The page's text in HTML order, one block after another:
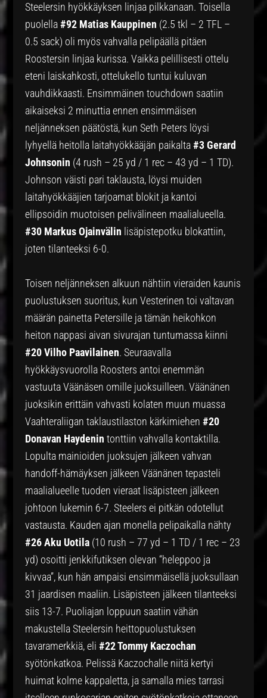
Steelersin hyökkäyksen linjaa pilkkanaan. Toisella
puolella#92 Matias Kauppinen (2.5 tkl – 2 TFL –
0.5 sack) oli myös vahvalla pelipäällä pitäen
Roostersin linjaa kurissa. Vaikka pelillisesti ottelu
eteni laiskahkosti, ottelukello tuntui kuluvan
vauhdikkaasti. Ensimmäinen touchdown saatiin
aikaiseksi 2 minuttia ennen ensimmäisen
neljänneksen päätöstä, kun Seth Peters löysi
lyhyellä heitolla laitahyökkääjän paikalta#3 Gerard
Johnsonin (4 rush – 25 yd / 1 rec – 43 yd – 1 TD).
Johnson väisti pari taklausta, löysi muiden
laitahyökkääjien tarjoamat blokit ja kantoi
ellipsoidin muotoisen pelivälineen maalialueella.
#30 Markus Ojainvälin lisäpistepotku blokattiin,
joten tilanteeksi 6-0.
Toisen neljänneksen alkuun nähtiin vieraiden kaunis
puolustuksen suoritus, kun Vesterinen toi valtavan
määrän painetta Petersille ja tämän heikohkon
heiton nappasi aivan sivurajan tuntumassa kiinni
#20 Vilho Paavilainen. Seuraavalla
hyökkäysvuorolla Roosters antoi enemmän
vastuuta Väänäsen omille juoksuilleen. Väänänen
juoksikin erittäin vahvasti kolaten muun muassa
Vaahteraliigan taklaustilaston kärkimiehen#20
Donavan Haydenin tonttiin vahvalla kontaktilla.
Lopulta mainioiden juoksujen jälkeen vahvan
handoff-hämäyksen jälkeen Väänänen tepasteli
maalialueelle tuoden vieraat lisäpisteen jälkeen
johtoon lukemin 6-7. Steelers ei pitkän odotellut
vastausta. Kauden ajan monella pelipaikalla nähty
#26 Aku Uotila (10 rush – 77 yd – 1 TD / 1 rec – 23
yd) osoitti jenkkifutiksen olevan “heleppoo ja
kivvaa”, kun hän ampaisi ensimmäisellä juoksullaan
31 jaardisen maaliin. Lisäpisteen jälkeen tilanteeksi
siis 13-7. Puoliajan loppuun saatiin vähän
makustella Steelersin heittopuolustuksen
tavaramerkkiä, eli#22 Tommy Kaczochan
syötönkatkoa. Pelissä Kaczochalle niitä kertyi
huimat kolme kappaletta, ja samalla mies tarrasi